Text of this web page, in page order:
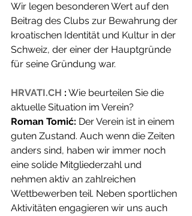
Wir legen besonderen Wert auf den
Beitrag des Clubs zur Bewahrung der
kroatischen Identität und Kultur in der
Schweiz, der einer der Hauptgründe
für seine Gründung war.
HRVATI.CH : Wie beurteilen Sie die
aktuelle Situation im Verein?
Roman Tomić: Der Verein ist in einem
guten Zustand. Auch wenn die Zeiten
anders sind, haben wir immer noch
eine solide Mitgliederzahl und
nehmen aktiv an zahlreichen
Wettbewerben teil. Neben sportlichen
Aktivitäten engagieren wir uns auch